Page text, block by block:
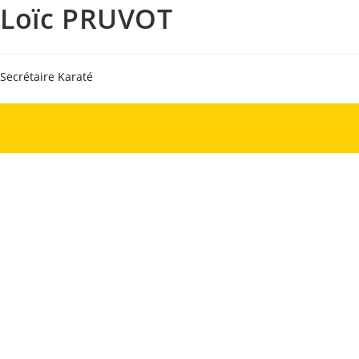
Loïc PRUVOT
Secrétaire Karaté